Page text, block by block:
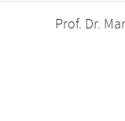
Prof. Dr.